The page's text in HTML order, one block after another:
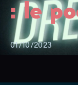
: le
01/10/2023